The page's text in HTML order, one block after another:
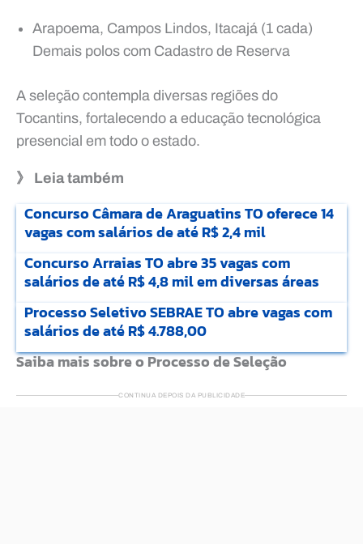
Arapoema, Campos Lindos, Itacajá (1 cada)
Demais polos com Cadastro de Reserva
A seleção contempla diversas regiões do
Tocantins, fortalecendo a educação tecnológica
presencial em todo o estado.
》 Leia também
Concurso Câmara de Araguatins TO oferece 14
vagas com salários de até R$ 2,4 mil
Concurso Arraias TO abre 35 vagas com
salários de até R$ 4,8 mil em diversas áreas
Processo Seletivo SEBRAE TO abre vagas com
salários de até R$ 4.788,00
Saiba mais sobre o Processo de Seleção
CONTINUA DEPOIS DA PUBLICIDADE